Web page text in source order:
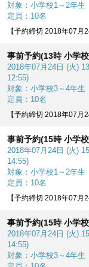
対象：小学校1～2年生
定員：10名
【予約締切 2018年07月
事前予約(13時 小学
2018年07月24日 (火)
12:55)
対象：小学校3～4年生
定員：10名
【予約締切 2018年07月
事前予約(15時 小学
2018年07月24日 (火)
14:55)
対象：小学校1～2年生
定員：10名
【予約締切 2018年07月
事前予約(15時 小学
2018年07月24日 (火)
14:55)
対象：小学校3～4年生